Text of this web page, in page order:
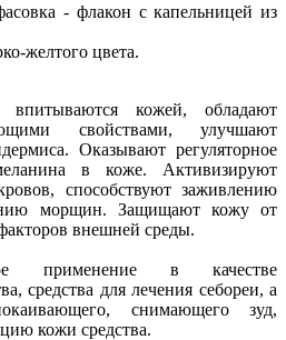
- флакон с капельницей из
желтого цвета.
кожей, обладают
свойствами, улучшают
Оказывают регуляторное
в коже. Активизируют
способствуют заживлению
морщин. Защищают кожу от
внешней среды.
применение в качестве
средства для лечения себореи, а
снимающего зуд,
кожи средства.